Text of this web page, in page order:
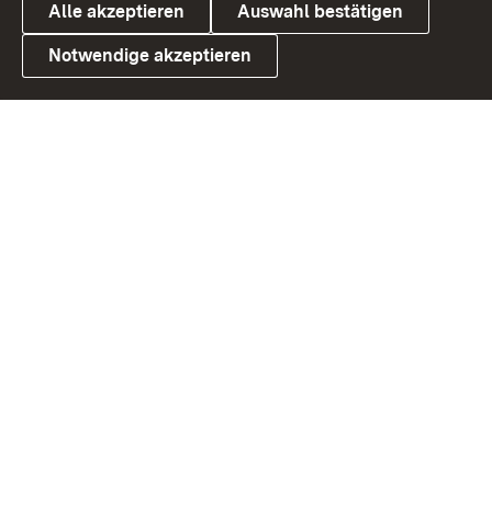
Link zum Landesportal
Alle akzeptieren Auswahl bestätigen
Notwendige akzeptieren